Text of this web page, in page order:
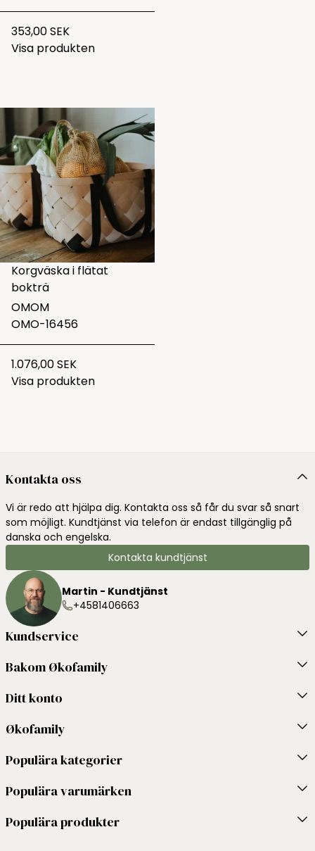
353,00 SEK
Visa produkten
Korgväska i flätat
bokträ
OMOM
OMO-16456
1.076,00 SEK
Visa produkten
Kontakta oss
Vi är redo att hjälpa dig. Kontakta oss så får du svar så snart
som möjligt. Kundtjänst via telefon är endast tillgänglig på
danska och engelska.
Kontakta kundtjänst
Martin - Kundtjänst
+4581406663
Kundservice
Bakom Økofamily
Ditt konto
Økofamily
Populära kategorier
Populära varumärken
Populära produkter